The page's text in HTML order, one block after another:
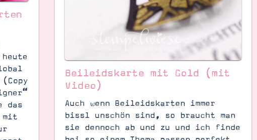
SUCHE
das
mit
Beileidskarte mit Gold (mit
Video)
Auch wenn Beileidskarten immer
bissl unschön sind, so braucht man
sie dennoch ab und zu und ich finde